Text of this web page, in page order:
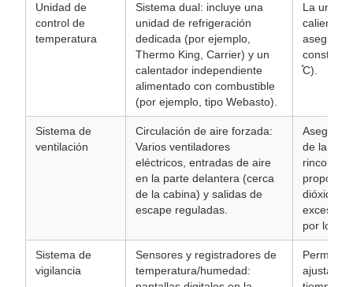
Unidad de
control de
temperatura
Sistema dual: incluye una
unidad de refrigeración
dedicada (por ejemplo,
Thermo King, Carrier) y un
calentador independiente
alimentado con combustible
(por ejemplo, tipo Webasto).
La
caliente
̊C).
Sistema de
ventilación
Circulación de aire forzada:
Varios ventiladores
eléctricos, entradas de aire
en la parte delantera (cerca
de la cabina) y salidas de
escape reguladas.
Asegura
de la
rincones
dióxido
exceso
por los
Sistema de
vigilancia
Sensores y registradores de
temperatura/humedad:
Permite
ajustar